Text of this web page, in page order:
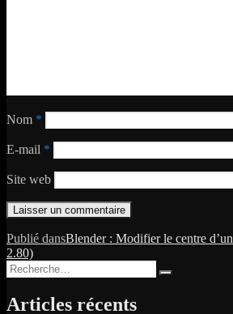
Nom *
E-mail *
Site web
Navigation
de
l’article
Publié dansBlender : Modifier le centre
2.80)
Recherche
pour :
Recherche
Articles récents